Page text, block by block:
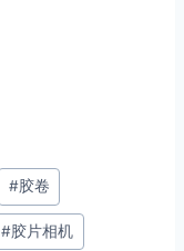
#胶卷
#胶片相机